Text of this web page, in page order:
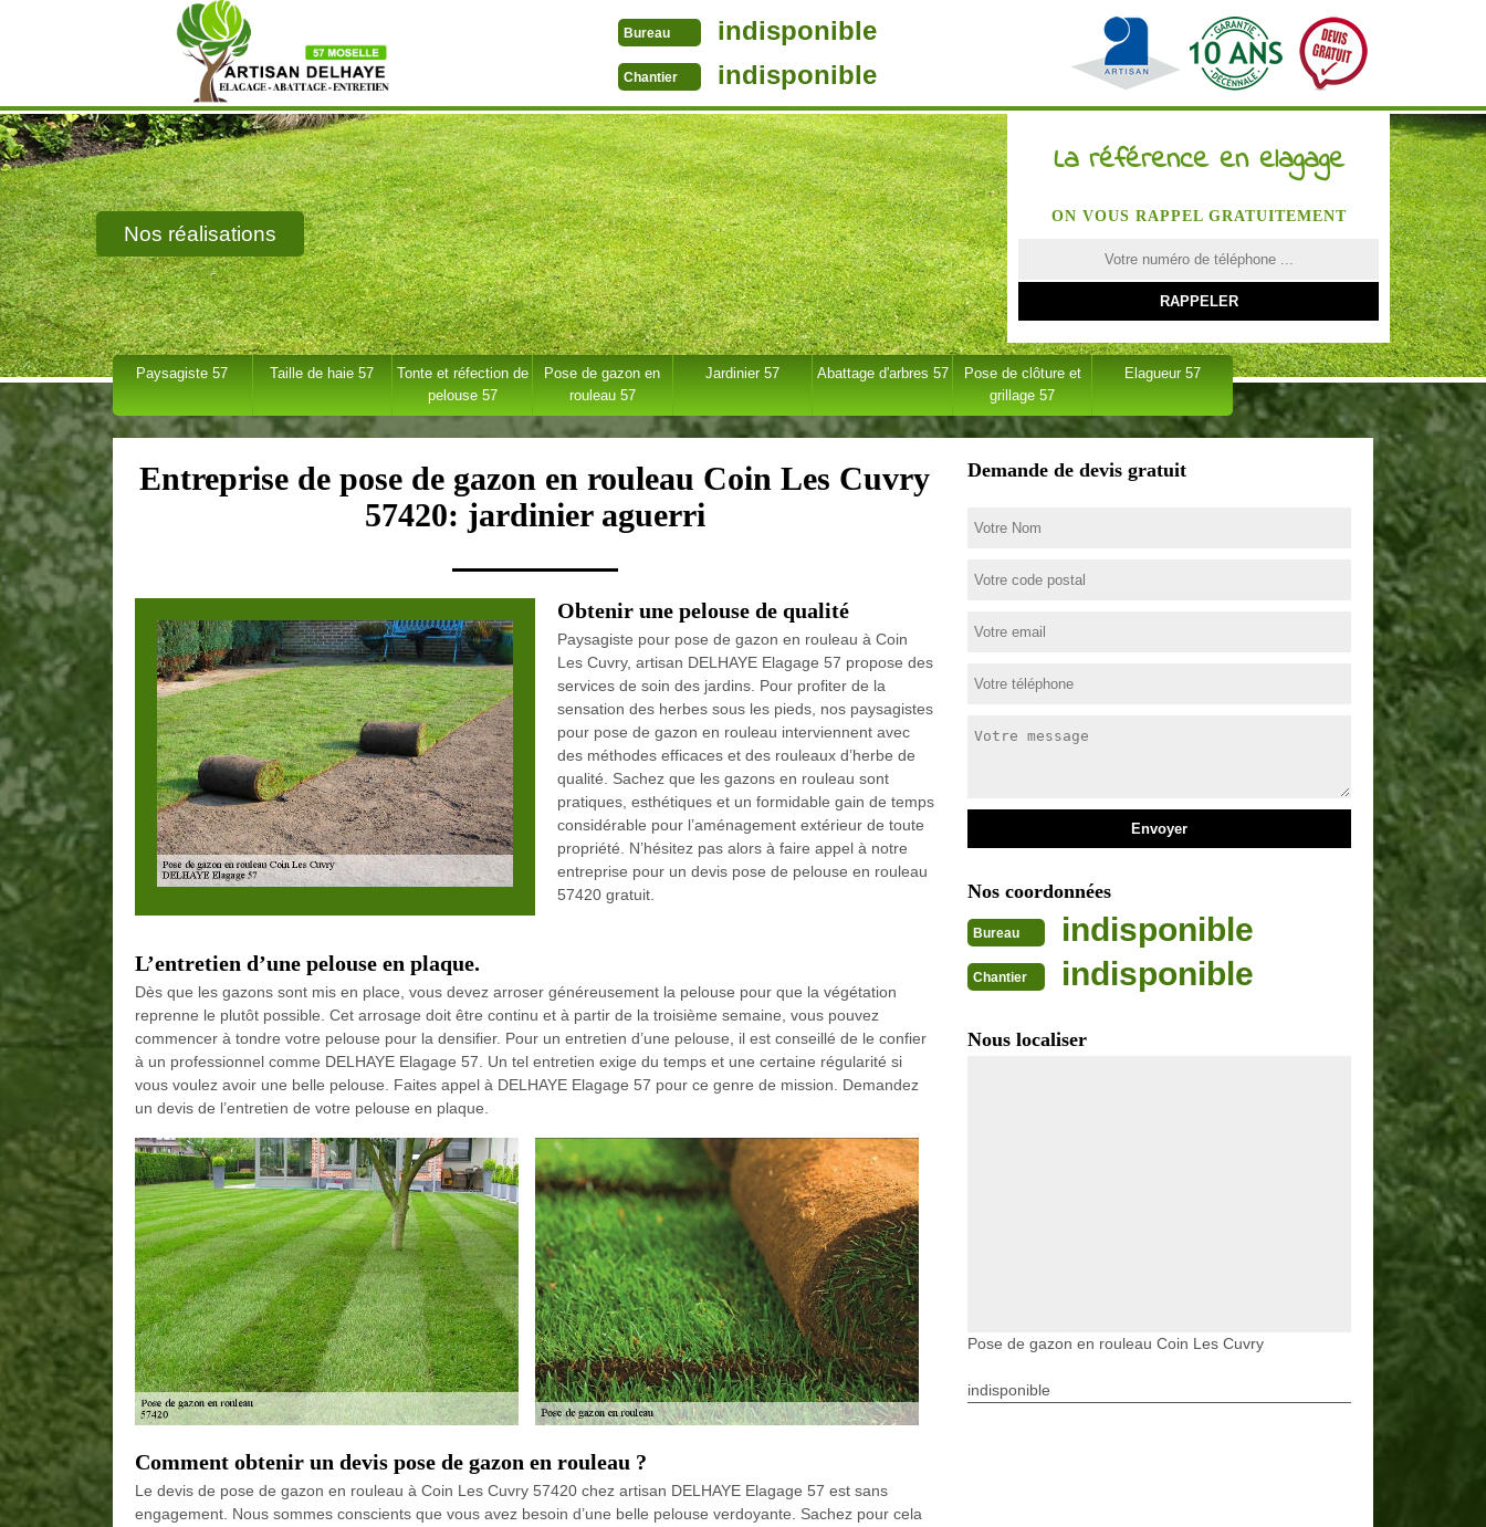
Bureau indisponible
Chantier indisponible
Nos réalisations
La référence en elagage
ON VOUS RAPPEL GRATUITEMENT
Paysagiste 57 Taille de haie 57
Tonte et réfection de
pelouse 57
Pose de gazon en
rouleau 57
Jardinier 57 Abattage d'arbres 57
Pose de clôture et
grillage 57
Elagueur 57
Entreprise de pose de gazon en rouleau Coin Les Cuvry
57420: jardinier aguerri
Obtenir une pelouse de qualité
Paysagiste pour pose de gazon en rouleau à Coin
Les Cuvry, artisan DELHAYE Elagage 57 propose des
services de soin des jardins. Pour profiter de la
sensation des herbes sous les pieds, nos paysagistes
pour pose de gazon en rouleau interviennent avec
des méthodes efficaces et des rouleaux d’herbe de
qualité. Sachez que les gazons en rouleau sont
pratiques, esthétiques et un formidable gain de temps
considérable pour l’aménagement extérieur de toute
propriété. N’hésitez pas alors à faire appel à notre
entreprise pour un devis pose de pelouse en rouleau
57420 gratuit.
L’entretien d’une pelouse en plaque.
Dès que les gazons sont mis en place, vous devez arroser généreusement la pelouse pour que la végétation
reprenne le plutôt possible. Cet arrosage doit être continu et à partir de la troisième semaine, vous pouvez
commencer à tondre votre pelouse pour la densifier. Pour un entretien d’une pelouse, il est conseillé de le confier
à un professionnel comme DELHAYE Elagage 57. Un tel entretien exige du temps et une certaine régularité si
vous voulez avoir une belle pelouse. Faites appel à DELHAYE Elagage 57 pour ce genre de mission. Demandez
un devis de l’entretien de votre pelouse en plaque.
Comment obtenir un devis pose de gazon en rouleau ?
Le devis de pose de gazon en rouleau à Coin Les Cuvry 57420 chez artisan DELHAYE Elagage 57 est sans
engagement. Nous sommes conscients que vous avez besoin d’une belle pelouse verdoyante. Sachez pour cela
Demande de devis gratuit
Nos coordonnées
Bureau indisponible
Chantier indisponible
Nous localiser
Pose de gazon en rouleau Coin Les Cuvry
indisponible